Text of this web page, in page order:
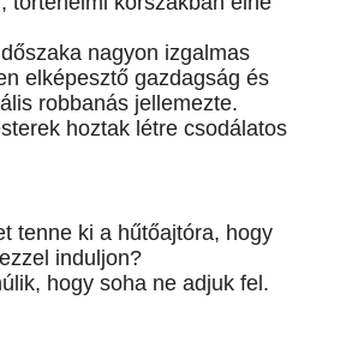
nagyon izgalmas
elképesztő gazdagság és
robbanás jellemezte.
hoztak létre csodálatos
tenne ki a hűtőajtóra, hogy
induljon?
hogy soha ne adjuk fel.